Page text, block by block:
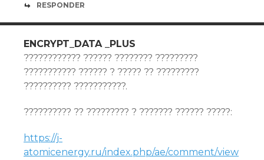
RESPONDER
ENCRYPT_DATA _PLUS
???????????? ?????? ???????? ?????????
??????????? ?????? ? ????? ?? ?????????
?????????? ???????????.
?????????? ?? ????????? ? ??????? ?????? ?????:
https://j-
atomicenergy.ru/index.php/ae/comment/view